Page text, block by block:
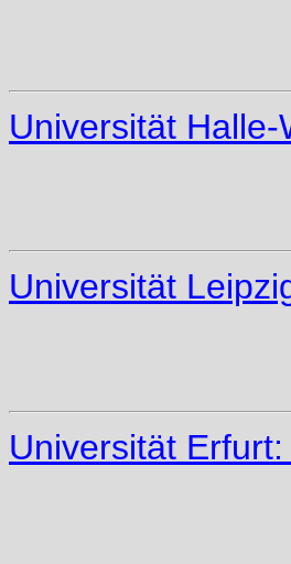
Universität
Universität
Universität